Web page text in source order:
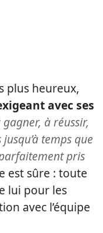
plus heureux,
avec ses
à réussir,
temps que
pris
est sûre : toute
lui pour les
avec l’équipe